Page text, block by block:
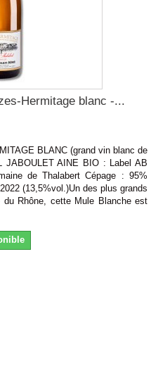
Hermitage blanc -...
BLANC (grand vin blanc de
JABOULET AINE BIO : Label AB
de Thalabert Cépage : 95%
(13,5%vol.)Un des plus grands
du Rhône, cette Mule Blanche est